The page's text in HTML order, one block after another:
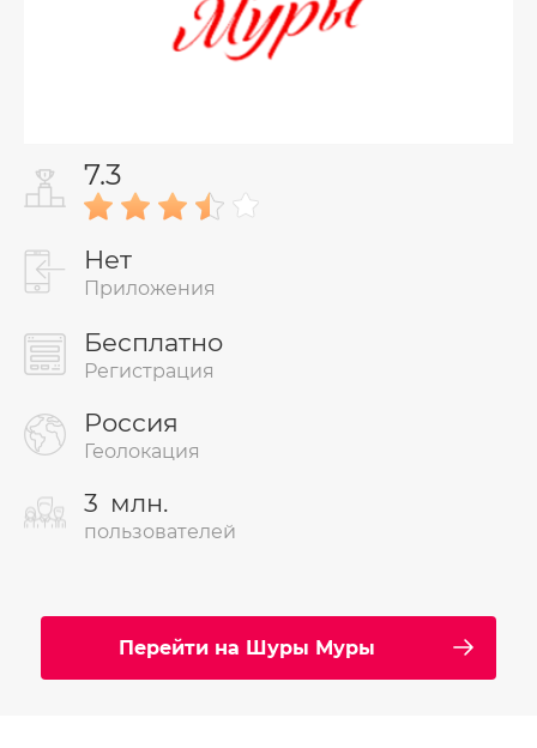
7.3
Нет
Приложения
Бесплатно
Регистрация
Россия
Геолокация
3 млн.
пользователей
Перейти на Шуры Муры